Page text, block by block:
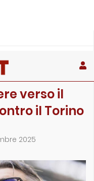
verso il
il Torino
2025